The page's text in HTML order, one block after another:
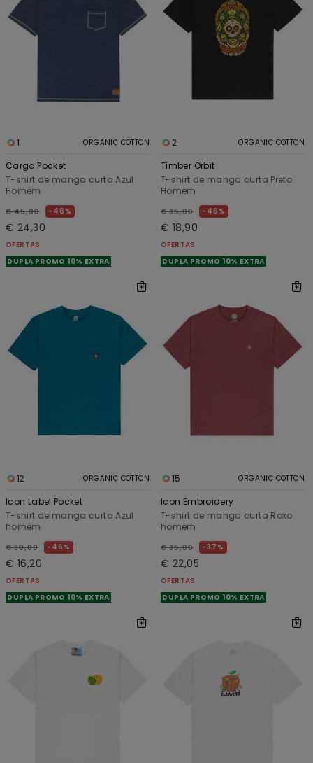
1 ORGANIC COTTON
Cargo Pocket
T-shirt de manga curta Azul
Homem
€ 45,00 46%
€ 24,30
OFERTAS
DUPLA PROMO 10% EXTRA
2 ORGANIC COTTON
Timber Orbit
T-shirt de manga curta Preto
Homem
€ 35,00 46%
€ 18,90
OFERTAS
DUPLA PROMO 10% EXTRA
12 ORGANIC COTTON
Icon Label Pocket
T-shirt de manga curta Azul
homem
€ 30,00 46%
€ 16,20
OFERTAS
DUPLA PROMO 10% EXTRA
15 ORGANIC COTTON
Icon Embroidery
T-shirt de manga curta Roxo
homem
€ 35,00 37%
€ 22,05
OFERTAS
DUPLA PROMO 10% EXTRA